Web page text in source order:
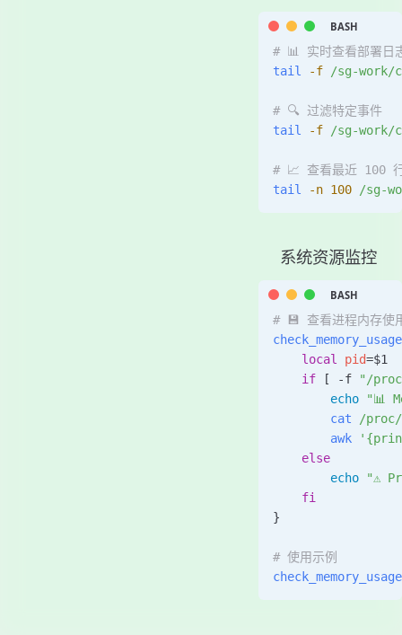
# 📊 实时查看部署日
tail -f /sg-work/
# 🔍 过滤特定事件
tail -f /sg-work/
# 📈 查看最近 100
tail -n 100 /sg-
系统资源监控
# 💾 查看进程内存使
check_memory_usage
    local
pid=$1
    if
[ -f "/
        echo
"📊
        cat
/proc/
        awk
    else
        echo
"⚠️
    fi
}
# 使用示例
check_memory_usage